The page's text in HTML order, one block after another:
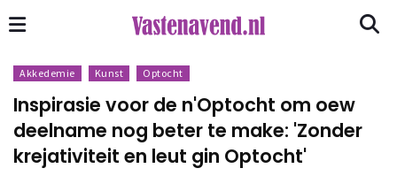
Akkedemie Kunst Optocht
Inspirasie voor de n'Optocht om oew
deelname nog beter te make: 'Zonder
krejativiteit en leut gin Optocht'